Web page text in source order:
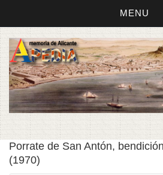
MENU
Porrate de San Antón,
(1970)